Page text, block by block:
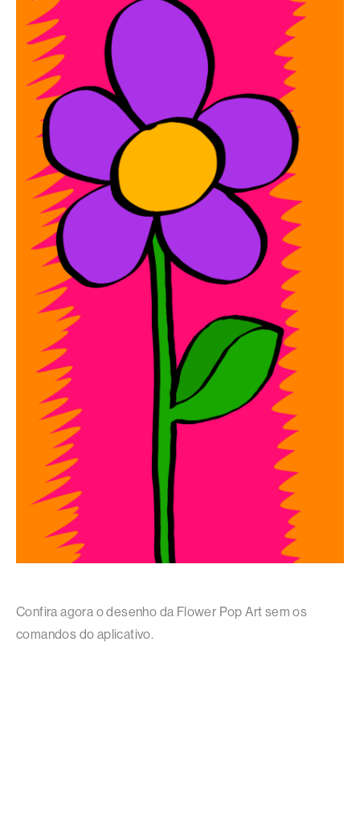
Confira agora o desenho da Flower Pop Art sem os
comandos do aplicativo.